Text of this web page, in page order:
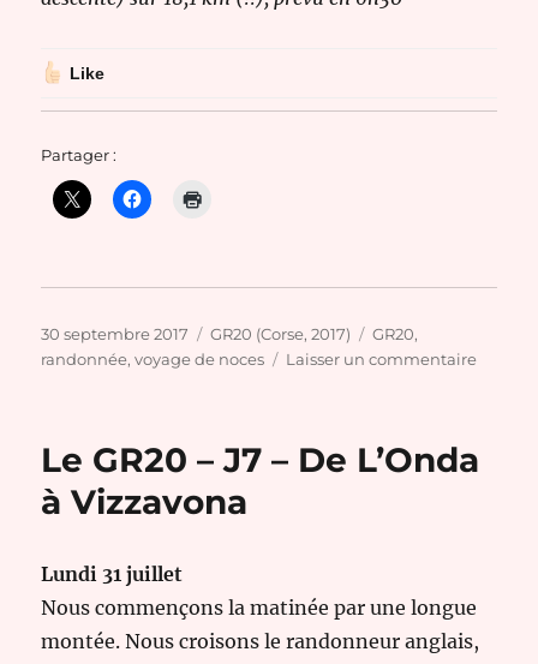
Like
Partager :
Publié
le
30 septembre 2017 Catégories
GR20 (Corse, 2017) Étiquettes
GR20,
randonnée,voyage de noces Laisser un commentairesur
J8
Le GR20 – J7 – De L’Onda
à Vizzavona
Lundi 31 juillet
Nous commençons la matinée par une longue
montée. Nous croisons le randonneur anglais,